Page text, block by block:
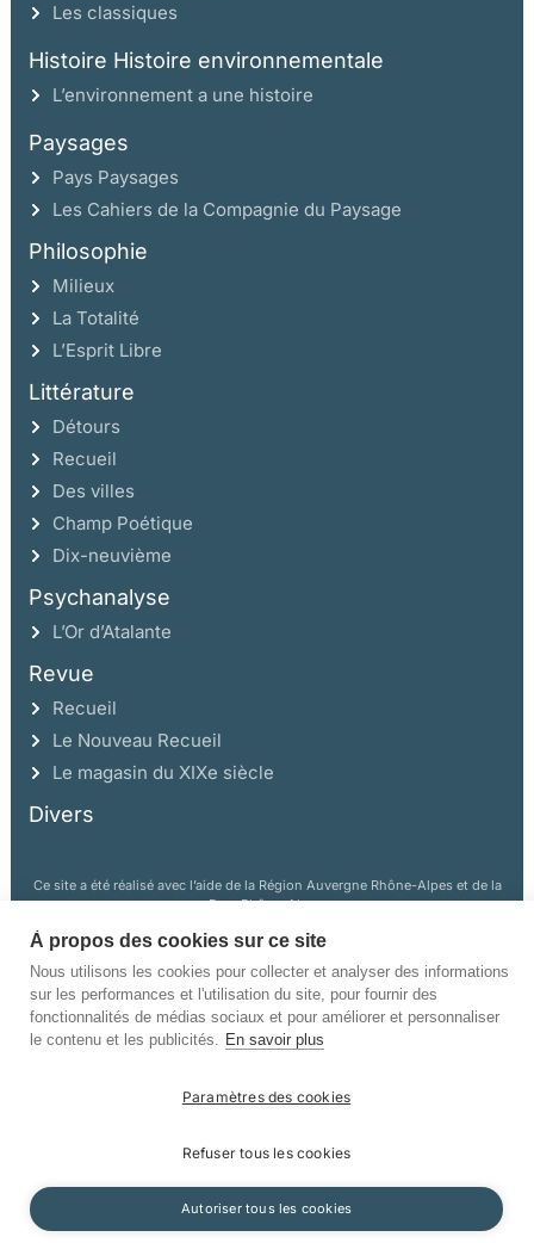
Les classiques
Histoire Histoire environnementale
L’environnement a une histoire
Paysages
Pays Paysages
Les Cahiers de la Compagnie du Paysage
Philosophie
Milieux
La Totalité
L’Esprit Libre
Littérature
Détours
Recueil
Des villes
Champ Poétique
Dix-neuvième
Psychanalyse
L’Or d’Atalante
Revue
Recueil
Le Nouveau Recueil
Le magasin du XIXe siècle
Divers
Ce site a été réalisé avec l’aide de la Région Auvergne Rhône-Alpes et de la
Drac Rhône-Alpes.
©Champ Vallon. Tous droits réservés.
Mentions légales Politique de confidentialité
À propos des cookies sur ce site
Nous utilisons les cookies pour collecter et analyser des informations
sur les performances et l'utilisation du site, pour fournir des
fonctionnalités de médias sociaux et pour améliorer et personnaliser
le contenu et les publicités. En savoir plus
Paramètres des cookies
Refuser tous les cookies
Autoriser tous les cookies